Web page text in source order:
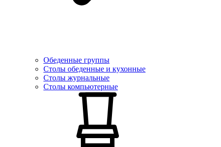
Обеденные группы
Столы обеденные и кухонные
Столы журнальные
Столы компьютерные